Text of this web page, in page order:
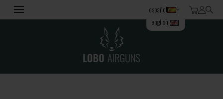
español
english